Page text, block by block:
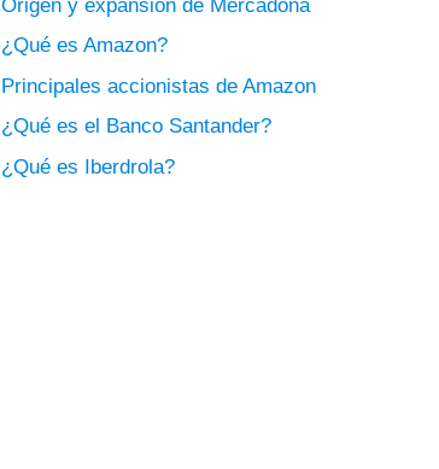
Origen y expansión de Mercadona
¿Qué es Amazon?
Principales accionistas de Amazon
¿Qué es el Banco Santander?
¿Qué es Iberdrola?